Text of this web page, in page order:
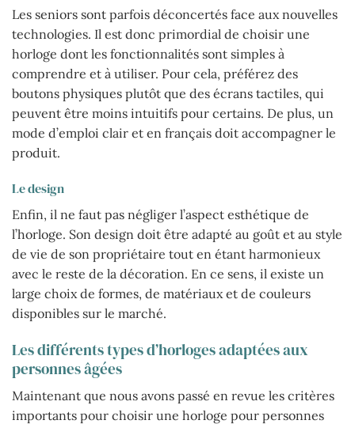
Les seniors sont parfois déconcertés face aux nouvelles
technologies. Il est donc primordial de choisir une
horloge dont les fonctionnalités sont simples à
comprendre et à utiliser. Pour cela, préférez des
boutons physiques plutôt que des écrans tactiles, qui
peuvent être moins intuitifs pour certains. De plus, un
mode d’emploi clair et en français doit accompagner le
produit.
Le design
Enfin, il ne faut pas négliger l’aspect esthétique de
l’horloge. Son design doit être adapté au goût et au style
de vie de son propriétaire tout en étant harmonieux
avec le reste de la décoration. En ce sens, il existe un
large choix de formes, de matériaux et de couleurs
disponibles sur le marché.
Les différents types d’horloges adaptées aux
personnes âgées
Maintenant que nous avons passé en revue les critères
importants pour choisir une horloge pour personnes